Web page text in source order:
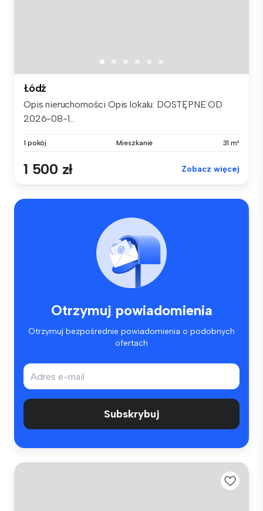
Łódź
Opis nieruchomości Opis lokalu: DOSTĘPNE OD
2026-08-1...
1 pokój Mieszkanie 31 m²
1 500 zł Zobacz więcej
Otrzymuj powiadomienia
Otrzymuj bezpośrednie powiadomienia o podobnych
ofertach
Subskrybuj